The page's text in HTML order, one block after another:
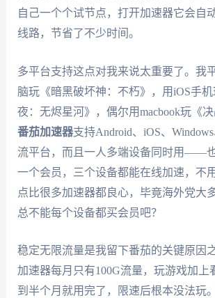
自己一个个试节点，打开加速器它会自
线路，节省了不少时间。
多平台支持这点对我来说太重要了。我
脑玩《暗黑破坏神：不朽》，用iOS手
夜：无烬星河》，偶尔用macbook玩《决
番茄加速器支持Android、iOS、
流平台，而且一人多端设备同时用——
一个会员，三个设备都能在线加速，不
点比很多加速器都良心，毕竟海外党大
总不能每个设备都买会员吧？
稳定无限流量是我留下番茄的关键原因
加速器每月只有100G流量，玩游戏加上
到半个月就用完了，限速后根本没法玩